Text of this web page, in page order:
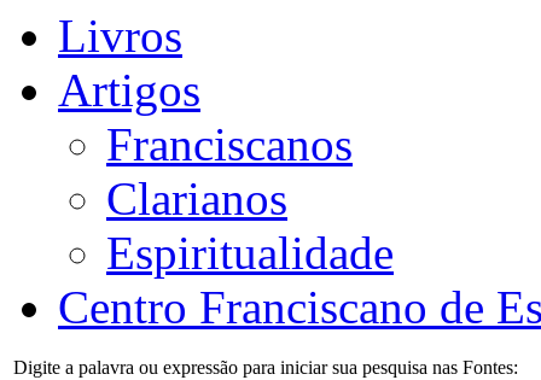
Livros
Artigos
Franciscanos
Clarianos
Espiritualidade
Centro Franciscano de
Digite a palavra ou expressão para iniciar sua pesquisa nas Fontes: